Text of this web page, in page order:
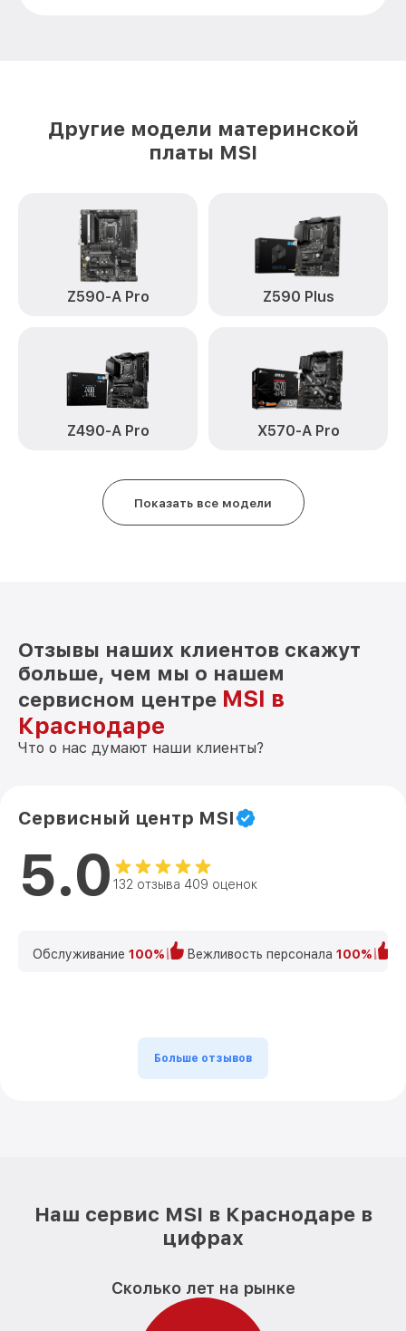
Другие модели материнской
платы MSI
Z590-A Pro Z590 Plus
Z490-A Pro X570-A Pro
Показать все модели
Отзывы наших клиентов скажут
больше, чем мы о нашем
сервисном центре MSI в
Краснодаре
Что о нас думают наши клиенты?
Сервисный центр MSI
5.0 132 отзыва 409 оценок
Обслуживание 100% Вежливость персонала 100%
Больше отзывов
Наш сервис MSI в Краснодаре в
цифрах
Сколько лет на рынке